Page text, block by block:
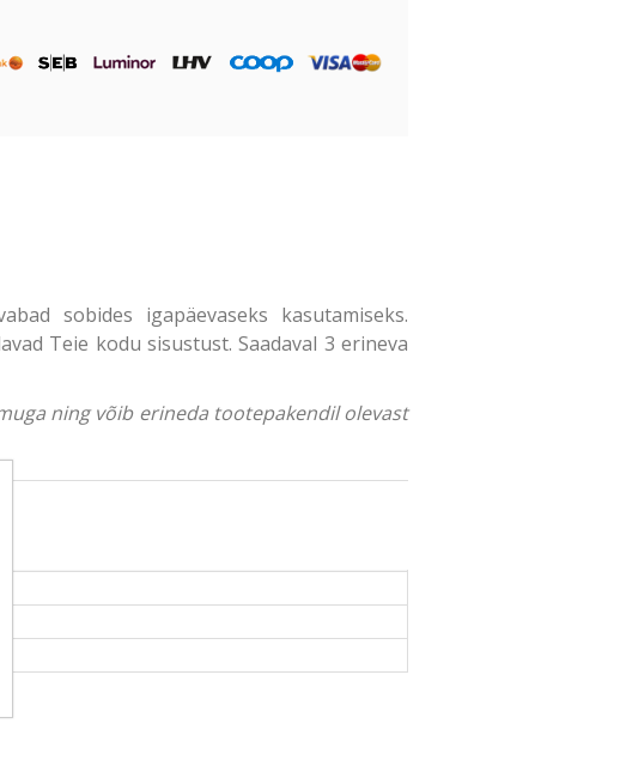
sobides igapäevaseks kasutamiseks.
Teie kodu sisustust. Saadaval 3 erineva
ning võib erineda tootepakendil olevast